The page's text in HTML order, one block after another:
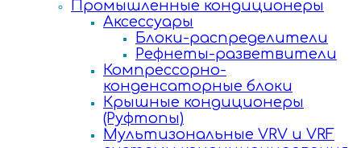
Промышленные кондиционеры
Аксессуары
Блоки-распределители
Рефнеты-разветвители
Компрессорно-
конденсаторные блоки
Крышные кондиционеры
(Руфтопы)
Мультизональные VRV и VRF